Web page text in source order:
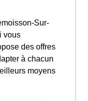
Sur-
vous
des offres
à chacun
moyens